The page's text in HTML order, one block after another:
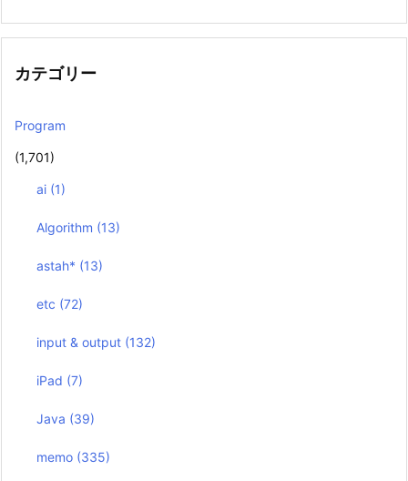
カテゴリー
Program
(1,701)
ai (1)
Algorithm (13)
astah* (13)
etc (72)
input & output (132)
iPad (7)
Java (39)
memo (335)